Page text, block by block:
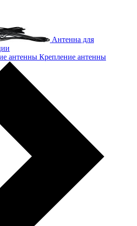
Антенна для
Крепление антенны